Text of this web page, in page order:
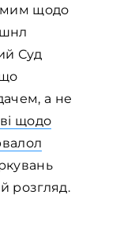
щодо
Суд
а не
щодо
розгляд.